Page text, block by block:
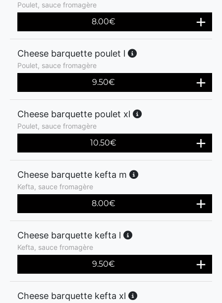
Poulet, sauce fromagère
8.00€
Cheese barquette poulet l
Poulet, sauce fromagère
9.50€
Cheese barquette poulet xl
Poulet, sauce fromagère
10.50€
Cheese barquette kefta m
Kefta, sauce fromagère
8.00€
Cheese barquette kefta l
Kefta, sauce fromagère
9.50€
Cheese barquette kefta xl